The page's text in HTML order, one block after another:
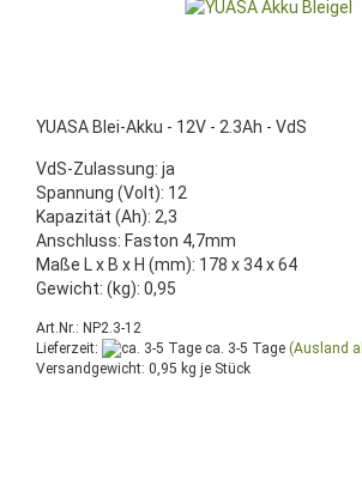
YUASA Blei-Akku - 12V - 2.3Ah - VdS
VdS-Zulassung: ja
Spannung (Volt): 12
Kapazität (Ah): 2,3
Anschluss: Faston 4,7mm
Maße L x B x H (mm): 178 x 34 x 64
Gewicht: (kg): 0,95
Art.Nr.: NP2.3-12
Lieferzeit:
ca. 3-5 Tage (Ausland
Versandgewicht: 0,95 kg je Stück